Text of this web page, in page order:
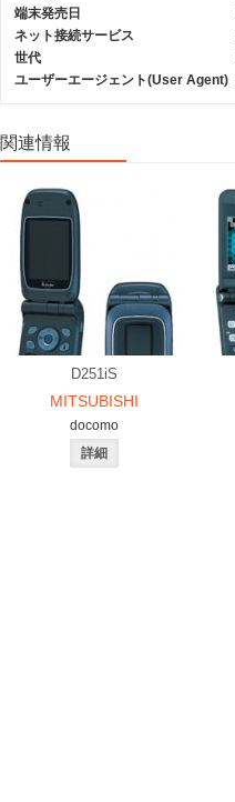
端末発売日
ネット接続サービス
世代
ユーザーエージェント(User Agent)
関連情報
D251iS
MITSUBISHI
docomo